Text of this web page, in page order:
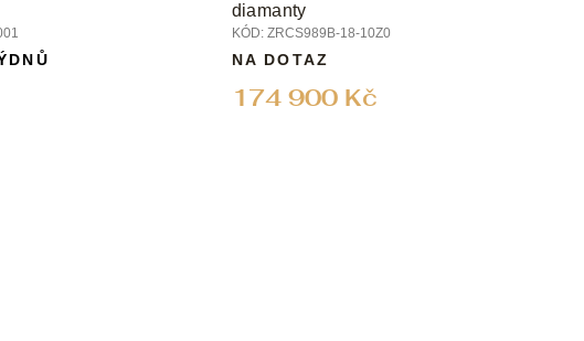
diamanty
KÓD: ZRCS989B-18-10Z0
174 900 Kč
NA DOTAZ